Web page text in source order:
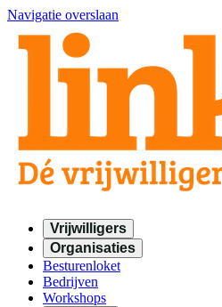
Navigatie overslaan
Vrijwilligers
Organisaties
Besturenloket
Bedrijven
Workshops